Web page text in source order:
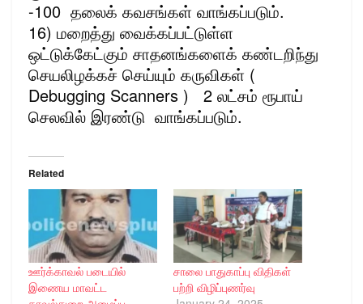
-100 தலைக் கவசங்கள் வாங்கப்படும்.
16) மறைத்து வைக்கப்பட்டுள்ள
ஒட்டுக்கேட்கும் சாதனங்களைக் கண்டறிந்து
செயலிழக்கச் செய்யும் கருவிகள் (
Debugging Scanners ) 2 லட்சம் ரூபாய்
செலவில் இரண்டு வாங்கப்படும்.
Related
ஊர்க்காவல் படையில்
இணைய மாவட்ட
சாலை பாதுகாப்பு விதிகள்
பற்றி விழிப்புணர்வு